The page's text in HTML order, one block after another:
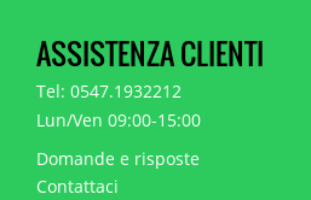
ASSISTENZA CLIENTI
Tel: 0547.1932212
Lun/Ven 09:00-15:00
Domande e risposte
Contattaci